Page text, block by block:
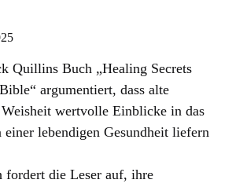
Quillins Buch „Healing Secrets
argumentiert, dass alte
wertvolle Einblicke in das
einer lebendigen Gesundheit liefern
fordert die Leser auf, ihre